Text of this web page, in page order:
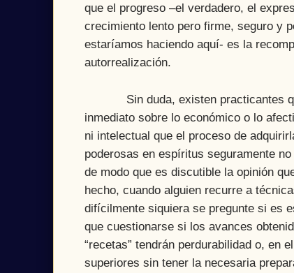
que el progreso –el verdadero, el
crecimiento lento pero firme, seguro y
estaríamos haciendo aquí- es la
autorrealización.
Sin duda, existen practicantes que
inmediato sobre lo económico o lo
ni intelectual que el proceso de
poderosas en espíritus seguramente
de modo que es discutible la opinión
hecho, cuando alguien recurre a
difícilmente siquiera se pregunte si es
que cuestionarse si los avances
“recetas” tendrán perdurabilidad o, en
superiores sin tener la necesaria